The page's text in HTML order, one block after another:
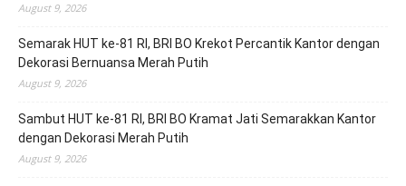
August 9, 2026
Semarak HUT ke-81 RI, BRI BO Krekot Percantik Kantor dengan
Dekorasi Bernuansa Merah Putih
August 9, 2026
Sambut HUT ke-81 RI, BRI BO Kramat Jati Semarakkan Kantor
dengan Dekorasi Merah Putih
August 9, 2026